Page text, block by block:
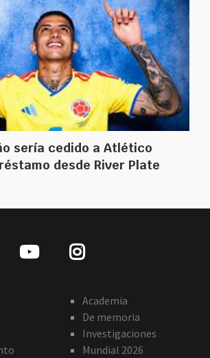
sería cedido a Atlético
desde River Plate
Academia
De memoria
Investigaciones
Mundial 2026